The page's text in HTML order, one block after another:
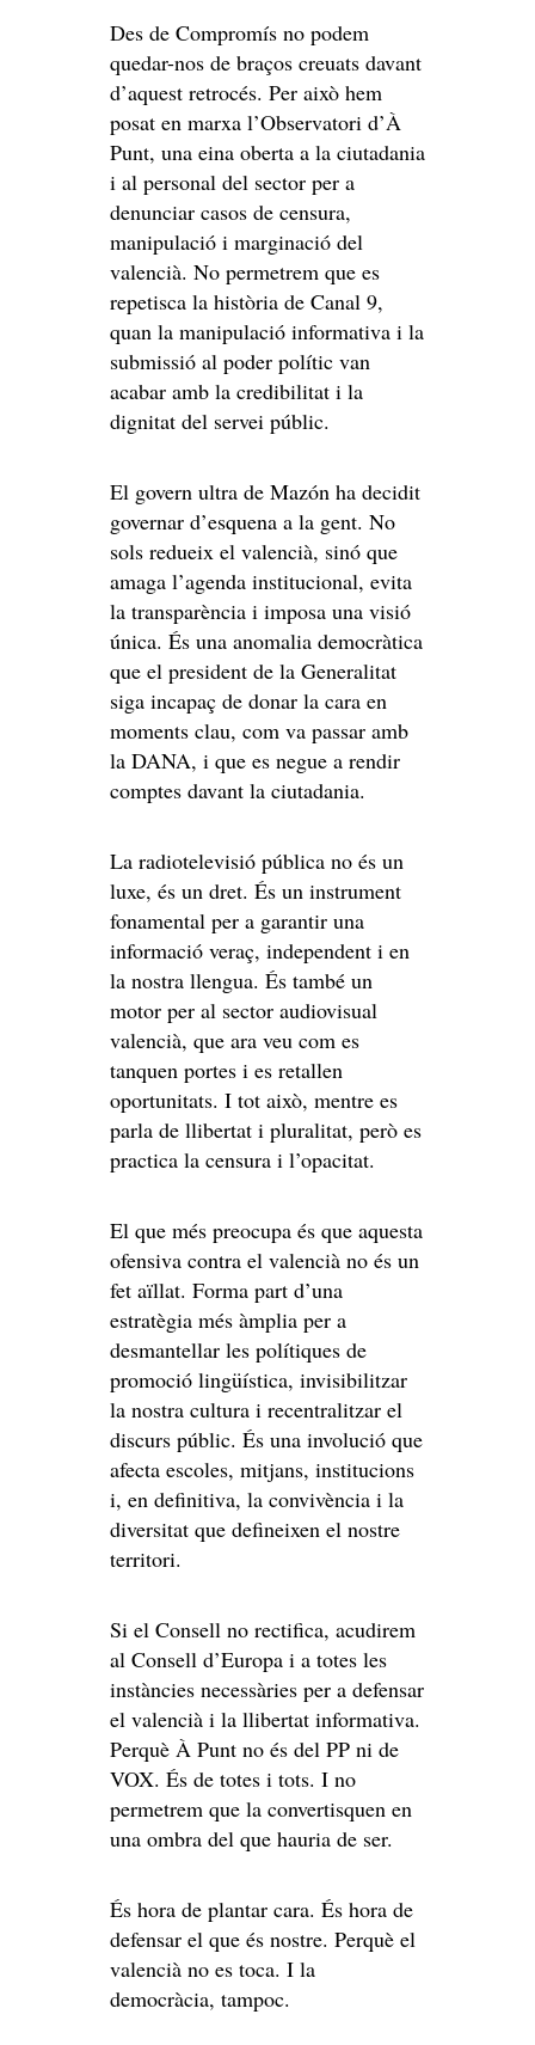
Des de Compromís no podem
quedar-nos de braços creuats davant
d’aquest retrocés. Per això hem
posat en marxa l’Observatori d’À
Punt, una eina oberta a la ciutadania
i al personal del sector per a
denunciar casos de censura,
manipulació i marginació del
valencià. No permetrem que es
repetisca la història de Canal 9,
quan la manipulació informativa i la
submissió al poder polític van
acabar amb la credibilitat i la
dignitat del servei públic.
El govern ultra de Mazón ha decidit
governar d’esquena a la gent. No
sols redueix el valencià, sinó que
amaga l’agenda institucional, evita
la transparència i imposa una visió
única. És una anomalia democràtica
que el president de la Generalitat
siga incapaç de donar la cara en
moments clau, com va passar amb
la DANA, i que es negue a rendir
comptes davant la ciutadania.
La radiotelevisió pública no és un
luxe, és un dret. És un instrument
fonamental per a garantir una
informació veraç, independent i en
la nostra llengua. És també un
motor per al sector audiovisual
valencià, que ara veu com es
tanquen portes i es retallen
oportunitats. I tot això, mentre es
parla de llibertat i pluralitat, però es
practica la censura i l’opacitat.
El que més preocupa és que aquesta
ofensiva contra el valencià no és un
fet aïllat. Forma part d’una
estratègia més àmplia per a
desmantellar les polítiques de
promoció lingüística, invisibilitzar
la nostra cultura i recentralitzar el
discurs públic. És una involució que
afecta escoles, mitjans, institucions
i, en definitiva, la convivència i la
diversitat que defineixen el nostre
territori.
Si el Consell no rectifica, acudirem
al Consell d’Europa i a totes les
instàncies necessàries per a defensar
el valencià i la llibertat informativa.
Perquè À Punt no és del PP ni de
VOX. És de totes i tots. I no
permetrem que la convertisquen en
una ombra del que hauria de ser.
És hora de plantar cara. És hora de
defensar el que és nostre. Perquè el
valencià no es toca. I la
democràcia, tampoc.